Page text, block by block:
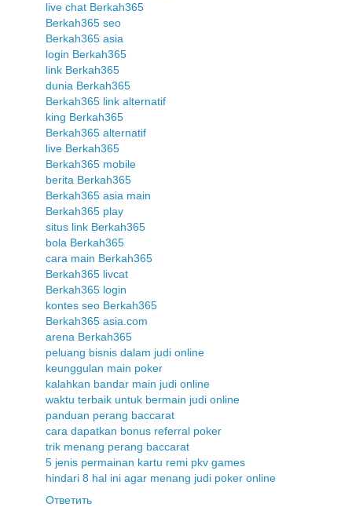
live chat Berkah365
Berkah365 seo
Berkah365 asia
login Berkah365
link Berkah365
dunia Berkah365
Berkah365 link alternatif
king Berkah365
Berkah365 alternatif
live Berkah365
Berkah365 mobile
berita Berkah365
Berkah365 asia main
Berkah365 play
situs link Berkah365
bola Berkah365
cara main Berkah365
Berkah365 livcat
Berkah365 login
kontes seo Berkah365
Berkah365 asia.com
arena Berkah365
peluang bisnis dalam judi online
keunggulan main poker
kalahkan bandar main judi online
waktu terbaik untuk bermain judi online
panduan perang baccarat
cara dapatkan bonus referral poker
trik menang perang baccarat
5 jenis permainan kartu remi pkv games
hindari 8 hal ini agar menang judi poker online
Ответить